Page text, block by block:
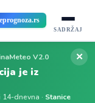
SADRŽAJ
V2.0
je iz
dnevna · Stanice
✕